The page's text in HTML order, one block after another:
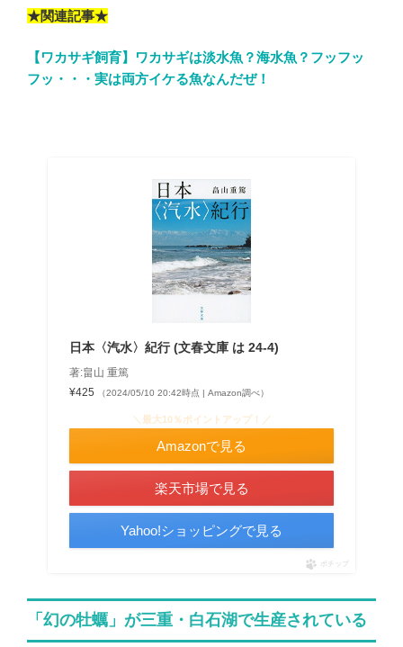
★関連記事★
【ワカサギ飼育】ワカサギは淡水魚？海水魚？フッフッ
フッ・・・実は両方イケる魚なんだぜ！
日本〈汽水〉紀行 (文春文庫 は 24-4)
著:畠山 重篤
¥425
（2024/05/10 20:42時点 | Amazon調べ）
＼最大10％ポイントアップ！／
Amazonで見る
楽天市場で見る
Yahoo!ショッピングで見る
ポチップ
「幻の牡蠣」が三重・白石湖で生産されている